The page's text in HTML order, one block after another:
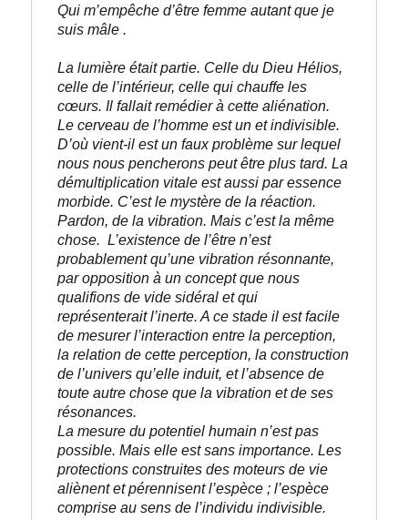
Qui m’empêche d’être femme autant que je
suis mâle .
La lumière était partie. Celle du Dieu Hélios,
celle de l’intérieur, celle qui chauffe les
cœurs. Il fallait remédier à cette aliénation.
Le cerveau de l’homme est un et indivisible.
D’où vient-il est un faux problème sur lequel
nous nous pencherons peut être plus tard. La
démultiplication vitale est aussi par essence
morbide. C’est le mystère de la réaction.
Pardon, de la vibration. Mais c’est la même
chose. L’existence de l’être n’est
probablement qu’une vibration résonnante,
par opposition à un concept que nous
qualifions de vide sidéral et qui
représenterait l’inerte. A ce stade il est facile
de mesurer l’interaction entre la perception,
la relation de cette perception, la construction
de l’univers qu’elle induit, et l’absence de
toute autre chose que la vibration et de ses
résonances.
La mesure du potentiel humain n’est pas
possible. Mais elle est sans importance. Les
protections construites des moteurs de vie
aliènent et pérennisent l’espèce ; l’espèce
comprise au sens de l’individu indivisible.